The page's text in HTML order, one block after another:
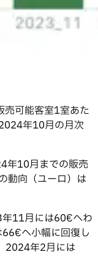
売可能客室1室あた
年10月の月次
年10月までの販売
動向（ユーロ）は
11月には60€へわ
へ小幅に回復し
2024年2月には